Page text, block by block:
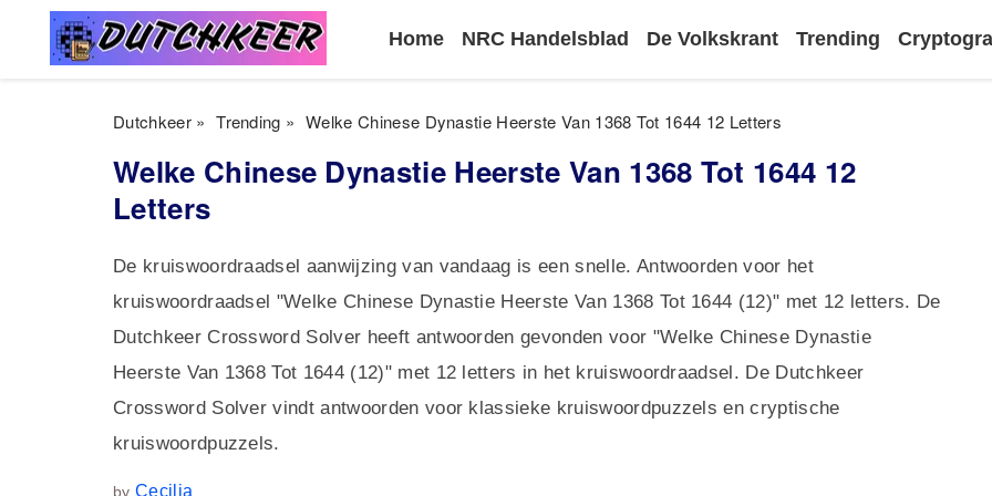
Home NRC Handelsblad De Volkskrant Trending
Dutchkeer» Trending » Welke Chinese Dynastie Heerste Van 1368 Tot 1644 12 Letters
Welke Chinese Dynastie Heerste Van 1368 Tot 1644 12
Letters
De kruiswoordraadsel aanwijzing van vandaag is een snelle. Antwoorden voor het
kruiswoordraadsel "Welke Chinese Dynastie Heerste Van 1368 Tot 1644 (12)" met 12 letters. De
Dutchkeer Crossword Solver heeft antwoorden gevonden voor "Welke Chinese Dynastie
Heerste Van 1368 Tot 1644 (12)" met 12 letters in het kruiswoordraadsel. De Dutchkeer
Crossword Solver vindt antwoorden voor klassieke kruiswoordpuzzels en cryptische
kruiswoordpuzzels.
by Cecilia